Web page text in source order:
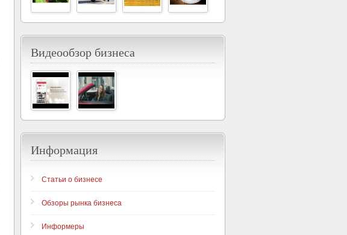
Видеообзор бизнеса
Информация
Статьи о бизнесе
Обзоры рынка бизнеса
Информеры